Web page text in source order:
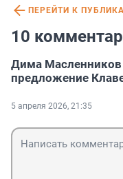
ПЕРЕЙТИ К
10
Дима Масленников
предложение
5 апреля 2026, 21:35